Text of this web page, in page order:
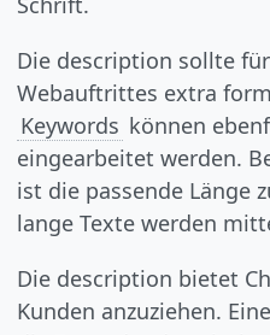
Die description sollte
Webauftrittes extra
Keywords können
eingearbeitet werden.
ist die passende Länge
lange Texte werden
Die description bietet
Kunden anzuziehen. Eine